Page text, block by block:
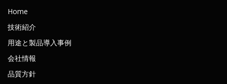
Home
技術紹介
用途と製品導入事例
会社情報
品質方針